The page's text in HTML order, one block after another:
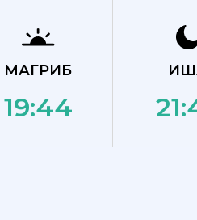
МАГРИБ
19:44